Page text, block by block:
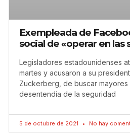
Exempleada de
social de «operar en las
Legisladores estadounidenses
martes y acusaron a su
Zuckerberg, de buscar mayores
desentendía de la seguridad
5 de octubre de 2021 No hay